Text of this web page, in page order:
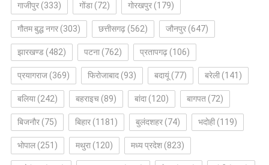
गाजीपुर(333) गोंडा(72) गोरखपुर(179)
गौतम बुद्ध नगर(303) छत्तीसगढ़(562) जौनपुर(647)
झारखण्ड(482) पटना(762) प्रतापगढ़(106)
प्रयागराज(369) फिरोजाबाद(93) बदायूं(77) बरेली(141)
बलिया(242) बहराइच(89) बांदा(120) बागपत(72)
बिजनौर(75) बिहार(1181) बुलंदशहर(74) भदोही(119)
भोपाल(251) मथुरा(120) मध्य प्रदेश(823)